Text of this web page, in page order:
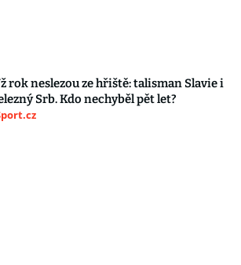
rok neslezou ze hřiště: talisman Slavie i
Srb. Kdo nechyběl pět let?